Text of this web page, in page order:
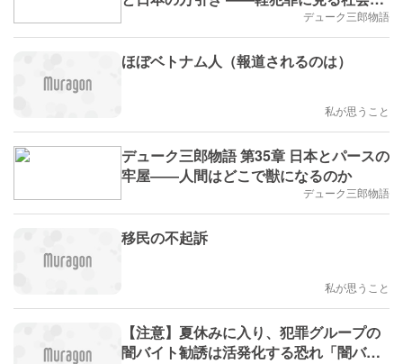
デューク三郎物語
ほぼベトナム人（報道されるのは）
私が思うこと
デューク三郎物語 第35章 日本とパースの
牢屋――人間はどこで獣になるのか
デューク三郎物語
移民の不起訴
私が思うこと
【注意】夏休みに入り、犯罪グループの
闇バイト勧誘は活発化する恐れ「闇バイ